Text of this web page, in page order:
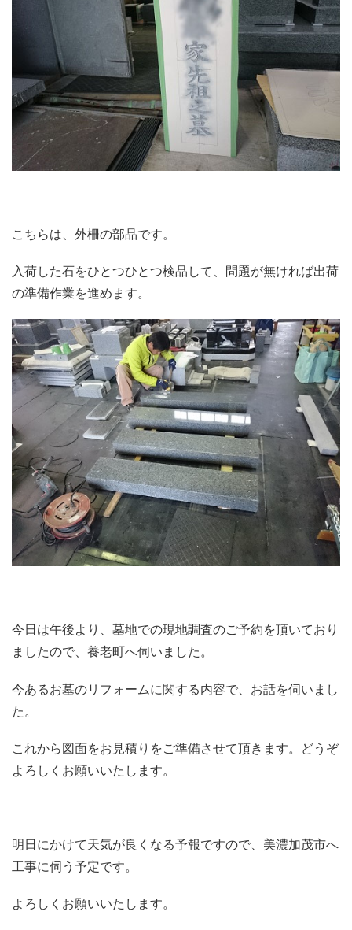
こちらは、外柵の部品です。
入荷した石をひとつひとつ検品して、問題が無ければ出荷
の準備作業を進めます。
今日は午後より、墓地での現地調査のご予約を頂いており
ましたので、養老町へ伺いました。
今あるお墓のリフォームに関する内容で、お話を伺いまし
た。
これから図面をお見積りをご準備させて頂きます。どうぞ
よろしくお願いいたします。
明日にかけて天気が良くなる予報ですので、美濃加茂市へ
工事に伺う予定です。
よろしくお願いいたします。